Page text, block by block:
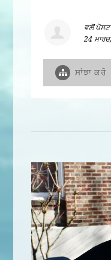
ਵਲੋਂ ਪੋਸਟ
24
ਸਾਂਝਾ ਕਰੋ